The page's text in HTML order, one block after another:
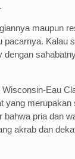
maupun
pacarnya. Kalau
dengan
Eau
yang
pria dan
akrab dan